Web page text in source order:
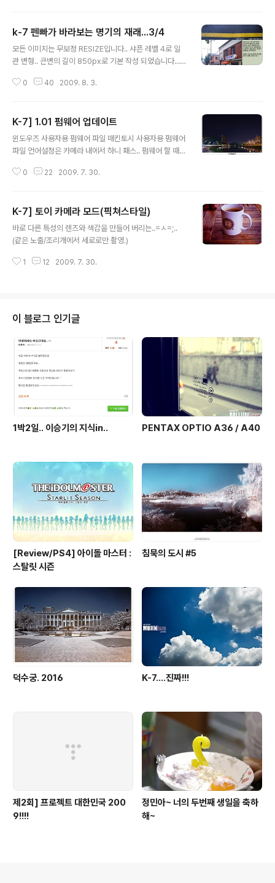
k-7 펜빠가 바라보는 명기의 재래...3/4
모든 이미지는 무보정 RESIZE입니다.. 샤픈 레벨 4로 일
관 변형.. 큰변의 길이 850px로 기본 작성 되었습니다...
시면 깨지지 않게 보실 수 있습니다.
0 40 2009. 8. 3.
K-7] 1.01 펌웨어 업데이트
윈도우즈 사용자용 펌웨어 파일 매킨토시 사용자용 펌웨어
파일 언어설정은 카메라 내에서 하니 패스.. 펌웨어 할 때는
겠다 하는 분은 충전 하시기 바랍니다.) 과거 K10D / K20
변경(k20D식과 K7식의 선택이 가능하게 되었습니다.) 2.
전반적 안정성 향상 (USA에는 빠져 있으나 일본 펜탁스에
서는 영문 페이지에도 써져 있습니다.) 네... 1번은 하든가
핀틀어짐이 생긴다 해도 나중일이고.. 일단 질렀습니다. 대
0 22 2009. 7. 30.
K-7] 토이 카메라 모드(픽쳐스타일)
바로 다른 특성의 렌즈와 색감을 만들어 버리는..=ㅅ=;..
(같은 노출/조리개에서 세로로만 촬영.)
1 12 2009. 7. 30.
이 블로그 인기글
1박2일.. 이승기의 지식in.. PENTAX OPTIO A36 / A40
[Review/PS4] 아이돌 마스터 :
스탈릿 시즌
침묵의 도시 #5
덕수궁. 2016 K-7....진짜!!!
제2회] 프로젝트 대한민국 200
9!!!!
정민아~ 너의 두번째 생일을 축하
해~